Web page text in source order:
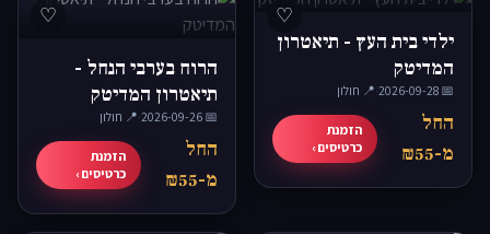
♡
ילדי בית העץ - תיאטרון
המדיטק
📅 2026-09-28
·📍 חולון
החל
מ-₪55
הזמנת
כרטיסים ›
♡
הרוח בערבי הנחל -
תיאטרון המדיטק
📅 2026-09-26
·📍 חולון
החל
מ-₪55
הזמנת
כרטיסים ›